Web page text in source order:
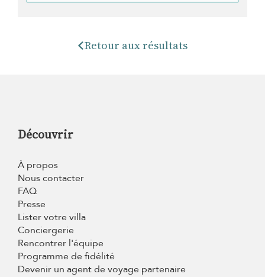
Retour aux résultats
Découvrir
À propos
Nous contacter
FAQ
Presse
Lister votre villa
Conciergerie
Rencontrer l'équipe
Programme de fidélité
Devenir un agent de voyage partenaire